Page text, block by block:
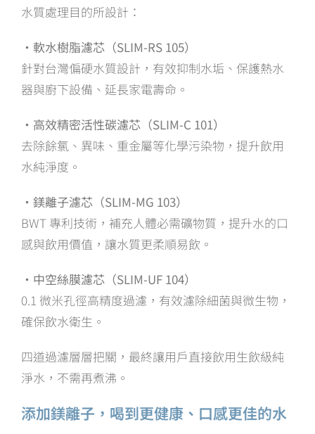
水質處理目的所設計：
・軟水樹脂濾芯（SLIM-RS 105）
針對台灣偏硬水質設計，有效抑制水垢、保護熱水
器與廚下設備、延長家電壽命。
・高效精密活性碳濾芯（SLIM-C 101）
去除餘氯、異味、重金屬等化學污染物，提升飲用
水純淨度。
・鎂離子濾芯（SLIM-MG 103）
BWT 專利技術，補充人體必需礦物質，提升水的口
感與飲用價值，讓水質更柔順易飲。
・中空絲膜濾芯（SLIM-UF 104）
0.1 微米孔徑高精度過濾，有效濾除細菌與微生物，
確保飲水衛生。
四道過濾層層把關，最終讓用戶直接飲用生飲級純
淨水，不需再煮沸。
添加鎂離子，喝到更健康、口感更佳的水